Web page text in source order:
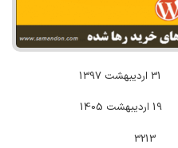
31 اردیبهشت 1397
19 اردیبهشت 1405
3213